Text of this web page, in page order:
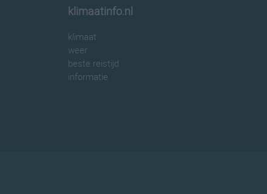
klimaatinfo.nl
klimaat
weer
beste reistijd
informatie